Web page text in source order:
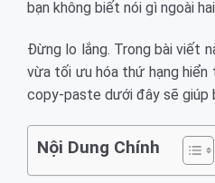
bạn không biết nói gì ngoài
Đừng lo lắng. Trong bài viết
vừa tối ưu hóa thứ hạng hiển
copy-paste dưới đây sẽ giúp
Nội Dung Chính